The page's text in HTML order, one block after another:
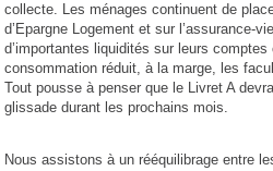
collecte. Les ménages continuent de
d’Epargne Logement et sur l’assurance-
d’importantes liquidités sur leurs
consommation réduit, à la marge, les
Tout pousse à penser que le Livret A
glissade durant les prochains mois.
Nous assistons à un rééquilibrage entre